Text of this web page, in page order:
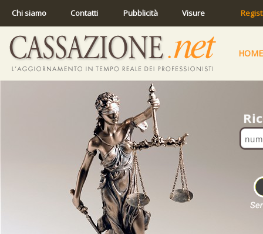
Chi siamo Contatti Pubblicità Visure
HOME